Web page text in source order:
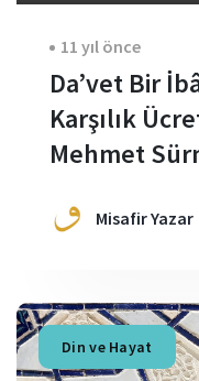
11 yıl önce
Da’vet Bir
Karşılık
Mehmet
Misafir Yazar
Din ve Hayat